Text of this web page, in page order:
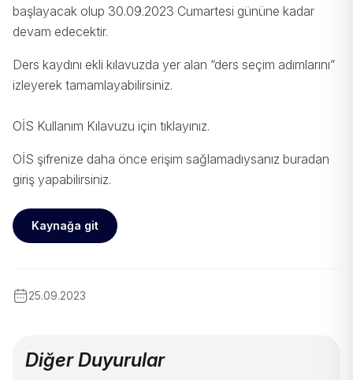
başlayacak olup 30.09.2023 Cumartesi gününe kadar
devam edecektir.
Ders kaydını ekli kılavuzda yer alan “ders seçim adımlarını”
izleyerek tamamlayabilirsiniz.
OİS Kullanım Kılavuzu için tıklayınız.
OİS şifrenize daha önce erişim sağlamadıysanız buradan
giriş yapabilirsiniz.
Kaynağa git
25.09.2023
Diğer Duyurular